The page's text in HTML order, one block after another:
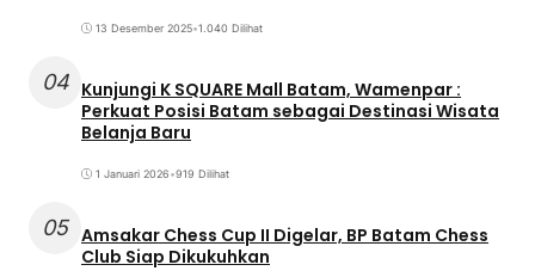
13 Desember 2025•1.040 Dilihat
04 Kunjungi K SQUARE Mall Batam, Wamenpar :
Perkuat Posisi Batam sebagai Destinasi Wisata
Belanja Baru
1 Januari 2026•919 Dilihat
05 Amsakar Chess Cup II Digelar, BP Batam Chess
Club Siap Dikukuhkan